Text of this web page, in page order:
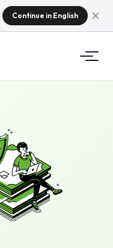
Continue in English